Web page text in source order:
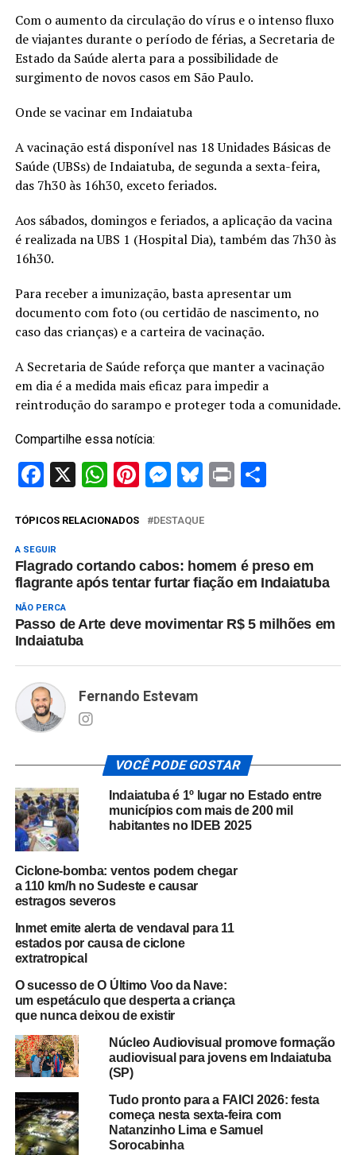
Com o aumento da circulação do vírus e o intenso fluxo
de viajantes durante o período de férias, a Secretaria de
Estado da Saúde alerta para a possibilidade de
surgimento de novos casos em São Paulo.
Onde se vacinar em Indaiatuba
A vacinação está disponível nas 18 Unidades Básicas de
Saúde (UBSs) de Indaiatuba, de segunda a sexta-feira,
das 7h30 às 16h30, exceto feriados.
Aos sábados, domingos e feriados, a aplicação da vacina
é realizada na UBS 1 (Hospital Dia), também das 7h30 às
16h30.
Para receber a imunização, basta apresentar um
documento com foto (ou certidão de nascimento, no
caso das crianças) e a carteira de vacinação.
A Secretaria de Saúde reforça que manter a vacinação
em dia é a medida mais eficaz para impedir a
reintrodução do sarampo e proteger toda a comunidade.
Compartilhe essa notícia:
Facebook
X WhatsApp
Pinterest
Messenger
Bluesky
PrintShare
TÓPICOS RELACIONADOS DESTAQUE
A SEGUIR
Flagrado cortando cabos: homem é preso em
flagrante após tentar furtar fiação em Indaiatuba
NÃO PERCA
Passo de Arte deve movimentar R$ 5 milhões em
Indaiatuba
Fernando Estevam
VOCÊ PODE GOSTAR
Indaiatuba é 1º lugar no Estado entre
municípios com mais de 200 mil
habitantes no IDEB 2025
Ciclone-bomba: ventos podem chegar
a 110 km/h no Sudeste e causar
estragos severos
Inmet emite alerta de vendaval para 11
estados por causa de ciclone
extratropical
O sucesso de O Último Voo da Nave:
um espetáculo que desperta a criança
que nunca deixou de existir
Núcleo Audiovisual promove formação
audiovisual para jovens em Indaiatuba
(SP)
Tudo pronto para a FAICI 2026: festa
começa nesta sexta-feira com
Natanzinho Lima e Samuel
Sorocabinha